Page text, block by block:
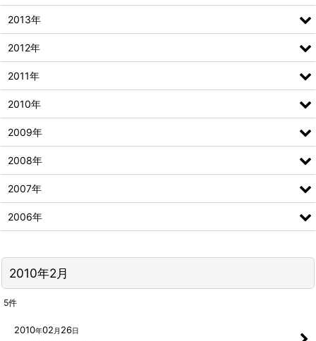
2010年2月
5件
2010年02 月 26日
2013年
2012年
2011年
2010年
2009年
2008年
2007年
2006年